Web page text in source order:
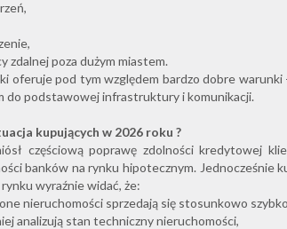
zdalnej poza dużym miastem.
oferuje pod tym względem bardzo dobre
do podstawowej infrastruktury i komunikacji.
kupujących w 2026 roku ?
częściową poprawę zdolności kredytowej
banków na rynku hipotecznym. Jednocześnie
wyraźnie widać, że:
nieruchomości sprzedają się stosunkowo
analizują stan techniczny nieruchomości,